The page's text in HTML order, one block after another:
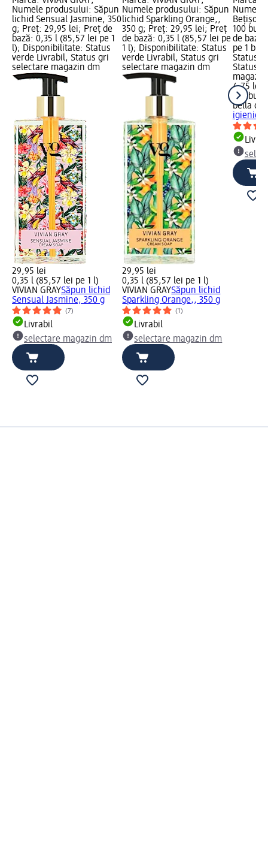
Numele produsului: Săpun
lichid Sensual Jasmine, 350
g; Preț: 29,95 lei; Preț de
bază: 0,35 l (85,57 lei pe 1
l); Disponibilitate: Status
verde Livrabil, Status gri
selectare magazin dm
29,95 lei
0,35 l (85,57 lei pe 1 l)
VIVIAN GRAYSăpun lichid
Sensual Jasmine, 350 g
(7)
Livrabil
selectare magazin dm
Numele produsului: Săpun
lichid Sparkling Orange,,
350 g; Preț: 29,95 lei; Preț
de bază: 0,35 l (85,57 lei pe
1 l); Disponibilitate: Status
verde Livrabil, Status gri
selectare magazin dm
29,95 lei
0,35 l (85,57 lei pe 1 l)
VIVIAN GRAYSăpun lichid
Sparkling Orange,, 350 g
(1)
Livrabil
selectare magazin dm
Numele
100
de
pe 1
Status
Status
4,75 lei
100 buc
bella
igienice